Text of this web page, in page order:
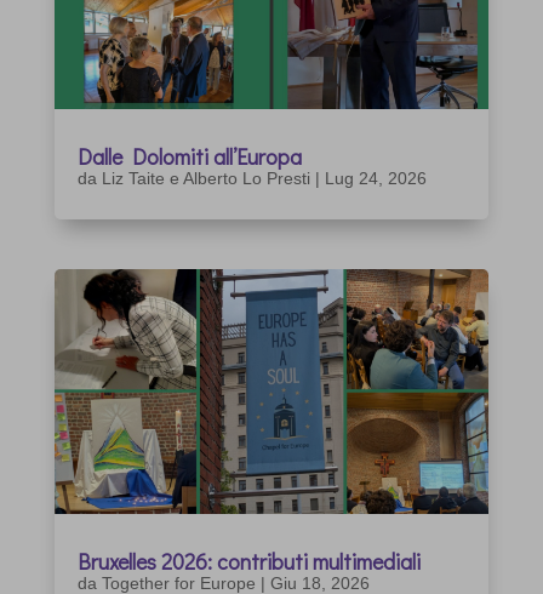
Dalle Dolomiti all’Europa
da Liz Taite e Alberto Lo Presti | Lug 24, 2026
Bruxelles 2026: contributi multimediali
da Together for Europe | Giu 18, 2026